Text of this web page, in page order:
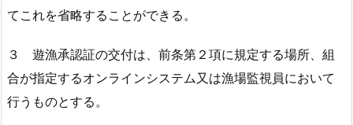
てこれを省略することができる。
３ 遊漁承認証の交付は、前条第２項に規定する場所、組
合が指定するオンラインシステム又は漁場監視員において
行うものとする。